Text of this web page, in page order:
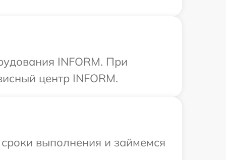
INFORM. При
центр INFORM.
выполнения и займемся